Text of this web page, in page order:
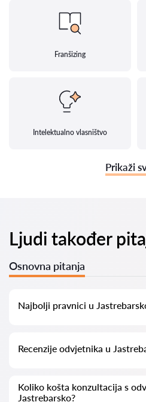
Franšizing
Intelektualno vlasništvo
Prikaži
Ljudi također
Osnovna pitanja
Najbolji pravnici u
informacijama. Cijene, recenzije,
Recenzije odvjetnika u
odvjetnicima. Ne brišemo negativne
Koliko košta konzultacija s
Jastrebarsko?